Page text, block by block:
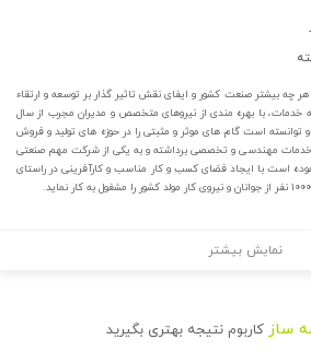
چه بیشتر صنعت کشور و ایفای نقش تاثیر گذار بر توسعه و ارتقاء
خدمات، با بهره مندی از نیروهای متخصص و مدیران مجرب از سال
و توانسته است گام های موثر و مثبتی را در حوزه های تولید و فروش
، خدمات مهندسی و تخصصی برداشته و به یکی از شرکت مهم صنعتی
است با ایجاد فضای کسب و کار مناسب و کارآفرینی در راستای
نمایش بیشتر
ساز کاربوم نتیجه بهتری بگیرید